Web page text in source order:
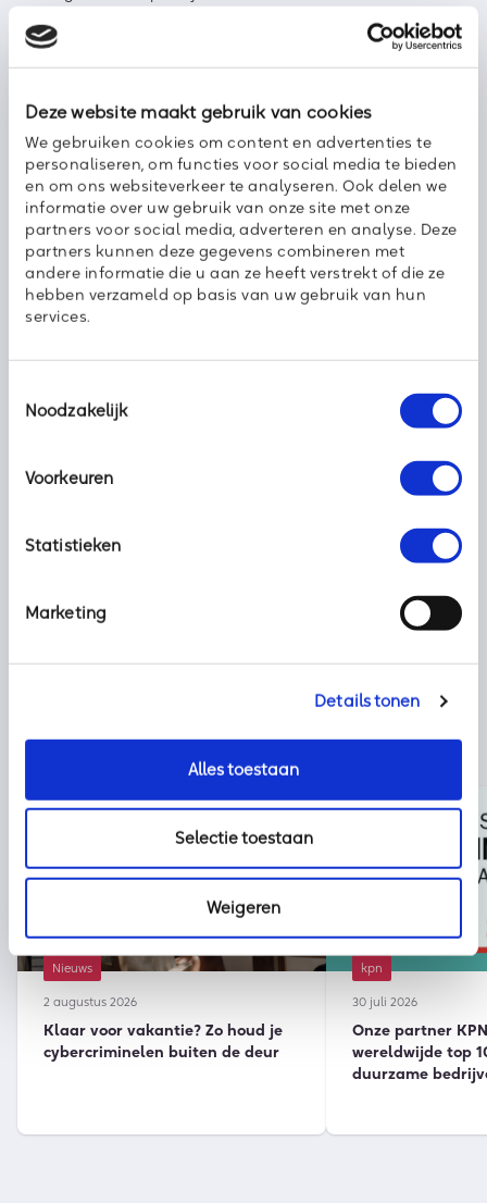
Deze website maakt gebruik van cookies
We gebruiken cookies om content en advertenties te
personaliseren, om functies voor social media te bieden
en om ons websiteverkeer te analyseren. Ook delen we
informatie over uw gebruik van onze site met onze
partners voor social media, adverteren en analyse. Deze
partners kunnen deze gegevens combineren met
andere informatie die u aan ze heeft verstrekt of die ze
hebben verzameld op basis van uw gebruik van hun
services.
Noodzakelijk
Voorkeuren
Statistieken
Marketing
Details tonen
Alles toestaan
Selectie toestaan
Weigeren
trainingen relevant zijn en medewerkers kunnen via hun eigen
login de training volgen. Eenvoudig online en in hun eigen
voor meer informatie over de 5 Minutes Online
Training.
Met de blik op de toekomst
Met een frisse blik kijken wij vooruit en zoeken we consequent
naar nieuwe (technische) mogelijkheden om uw
dienstverlening op IT-gebied vooruit te helpen. Onze
trainingen sluiten daar perfect bij aan. Heeft u vragen over de
met ons op.
Wim Milder – Business Development Directeur
Deel dit bericht met uw netwerk:
Nieuws
2 augustus 2026
Klaar voor vakantie? Zo houd je
cybercriminelen buiten de deur
kpn
30 juli 2026
Onze partner
wereldwijde top
duurzame